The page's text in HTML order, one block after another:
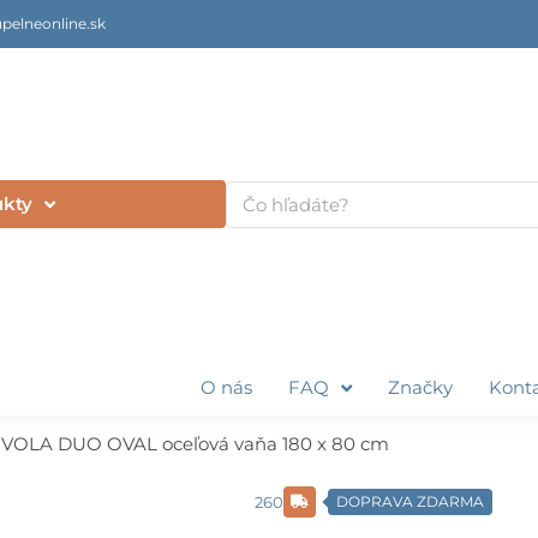
Vyhľadať
O nás FAQ Značky
DUO OVAL oceľová vaňa 180 x 80 cm
260 DOPRAVA ZDARMA